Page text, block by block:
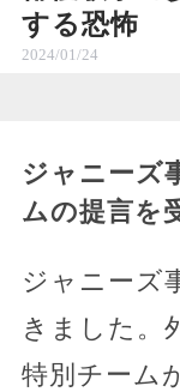
する恐怖
2024/01/24
ジャニーズ
ムの提言を
ジャニーズ
きました。
特別チーム